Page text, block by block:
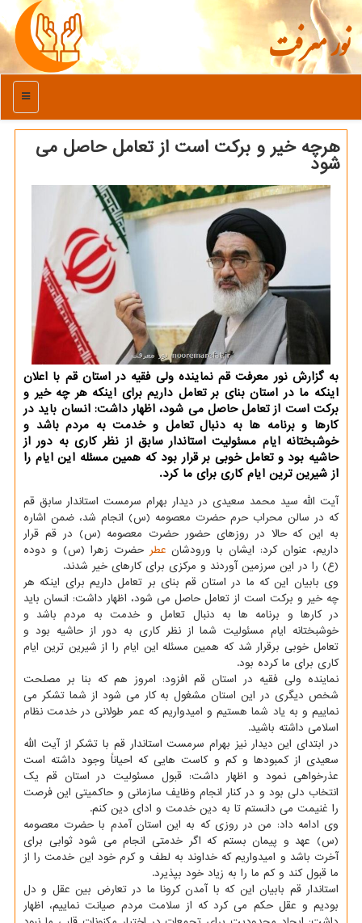
نور معرفت
منو
هرچه خیر و برکت است از تعامل حاصل می
شود
به گزارش نور معرفت قم نماینده ولی فقیه در استان قم با اعلان
اینکه ما در استان بنای بر تعامل داریم برای اینکه هر چه خیر و
برکت است از تعامل حاصل می شود، اظهار داشت: انسان باید در
کارها و برنامه ها به دنبال تعامل و خدمت به مردم باشد و
خوشبختانه ایام مسئولیت استاندار سابق از نظر کاری به دور از
حاشیه بود و تعامل خوبی بر قرار بود که همین مسئله این ایام را
از شیرین ترین ایام کاری برای ما کرد.
آیت الله سید محمد سعیدی در دیدار بهرام سرمست استاندار سابق قم
که در سالن محراب حرم حضرت معصومه (س) انجام شد، ضمن اشاره
به این که حالا در روزهای حضور حضرت معصومه (س) در قم قرار
داریم، عنوان کرد: ایشان با ورودشان عطر حضرت زهرا (س) و دوده
(ع) را در این سرزمین آوردند و مرکزی برای کارهای خیر شدند.
وی بابیان این که ما در استان قم بنای بر تعامل داریم برای اینکه هر
چه خیر و برکت است از تعامل حاصل می شود، اظهار داشت: انسان باید
در کارها و برنامه ها به دنبال تعامل و خدمت به مردم باشد و
خوشبختانه ایام مسئولیت شما از نظر کاری به دور از حاشیه بود و
تعامل خوبی برقرار شد که همین مسئله این ایام را از شیرین ترین ایام
کاری برای ما کرده بود.
نماینده ولی فقیه در استان قم افزود: امروز هم که بنا بر مصلحت
شخص دیگری در این استان مشغول به کار می شود از شما تشکر می
نماییم و به یاد شما هستیم و امیدواریم که عمر طولانی در خدمت نظام
اسلامی داشته باشید.
در ابتدای این دیدار نیز بهرام سرمست استاندار قم با تشکر از آیت الله
سعیدی از کمبودها و کم و کاست هایی که احیاناً وجود داشته است
عذرخواهی نمود و اظهار داشت: قبول مسئولیت در استان قم یک
انتخاب دلی بود و در کنار انجام وظایف سازمانی و حاکمیتی این فرصت
را غنیمت می دانستم تا به دین خدمت و ادای دین کنم.
وی ادامه داد: من در روزی که به این استان آمدم با حضرت معصومه
(س) عهد و پیمان بستم که اگر خدمتی انجام می شود ثوابی برای
آخرت باشد و امیدواریم که خداوند به لطف و کرم خود این خدمت را از
ما قبول کند و کم ما را به زیاد خود بپذیرد.
استاندار قم بابیان این که با آمدن کرونا ما در تعارض بین عقل و دل
بودیم و عقل حکم می کرد که از سلامت مردم صیانت نماییم، اظهار